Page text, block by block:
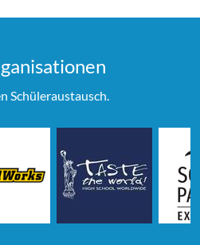
Schüleraustausch.